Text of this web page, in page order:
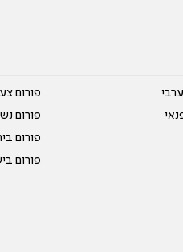
פורום
פורום
פורום
פורום